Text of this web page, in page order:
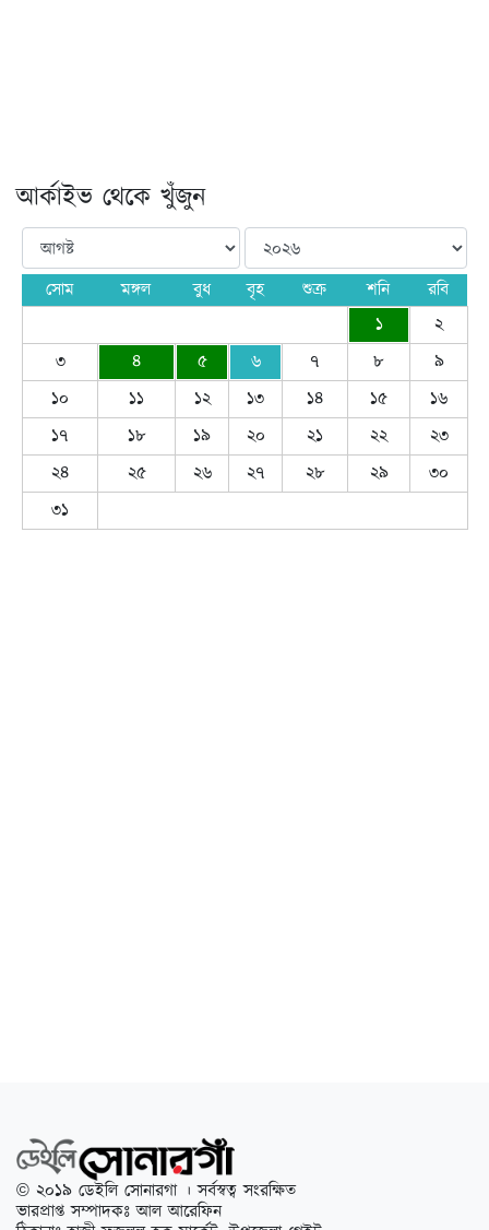
আর্কাইভ থেকে খুঁজুন
সোম মঙ্গল বুধ বৃহ শুক্র শনি
রবি
১
২
৩
৪ ৫ ৬ ৭ ৮
৯
১০
১১ ১২ ১৩ ১৪ ১৫
১৬
১৭
১৮ ১৯ ২০ ২১ ২২
২৩
২৪
২৫ ২৬ ২৭ ২৮ ২৯
৩০
৩১
© ২০১৯ ডেইলি সোনারগা । সর্বস্বত্ব সংরক্ষিত
ভারপ্রাপ্ত সম্পাদকঃ আল আরেফিন